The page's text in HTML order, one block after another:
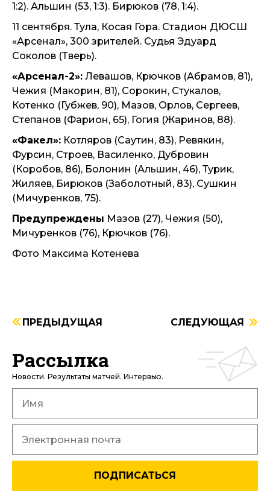
1:2). Альшин (53, 1:3). Бирюков (78, 1:4).
11 сентября. Тула, Косая Гора. Стадион ДЮСШ
«Арсенал», 300 зрителей. Судья Эдуард
Соколов (Тверь).
«Арсенал-2»: Левашов, Крючков (Абрамов, 81),
Чежия (Макорин, 81), Сорокин, Стукалов,
Котенко (Губжев, 90), Мазов, Орлов, Сергеев,
Степанов (Фарион, 65), Гогия (Жаринов, 88).
«Факел»: Котляров (Саутин, 83), Ревякин,
Фурсин, Строев, Василенко, Дубровин
(Коробов, 86), Болонин (Альшин, 46), Турик,
Жиляев, Бирюков (Заболотный, 83), Сушкин
(Мичуренков, 75).
Предупреждены Мазов (27), Чежия (50),
Мичуренков (76), Крючков (76).
Фото Максима Котенева
ПРЕДЫДУЩАЯ СЛЕДУЮЩАЯ
Рассылка
Новости. Результаты матчей. Интервью.
ПОДПИСАТЬСЯ